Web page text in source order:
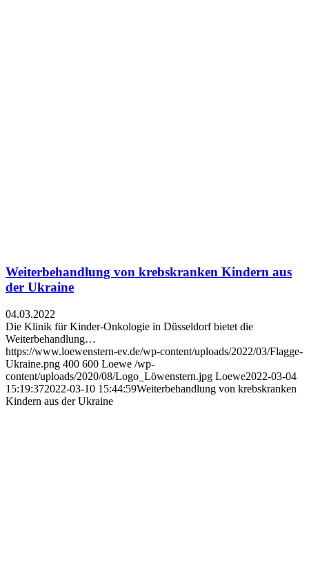
Weiterbehandlung von krebskranken Kindern aus
der Ukraine
04.03.2022
Die Klinik für Kinder-Onkologie in Düsseldorf bietet die
Weiterbehandlung…
https://www.loewenstern-ev.de/wp-content/uploads/2022/03/Flagge-
Ukraine.png 400 600 Loewe /wp-
content/uploads/2020/08/Logo_Löwenstern.jpg Loewe2022-03-04
15:19:372022-03-10 15:44:59Weiterbehandlung von krebskranken
Kindern aus der Ukraine